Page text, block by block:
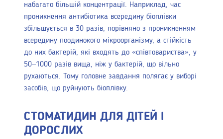
набагато більшій концентрації. Наприклад, час
проникнення антибіотика всередину біоплівки
збільшується в 30 разів, порівняно з проникненням
всередину поодинокого мікроорганізму, а стійкість
до них бактерій, які входять до «співтовариства», у
50–1000 разів вища, ніж у бактерій, що вільно
рухаються. Тому головне завдання полягає у виборі
засобів, що руйнують біоплівку.
СТОМАТИДИН ДЛЯ ДІТЕЙ І
ДОРОСЛИХ